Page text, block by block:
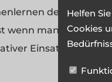
des
wenn man das
Einsatz von
Helfen
Cookies